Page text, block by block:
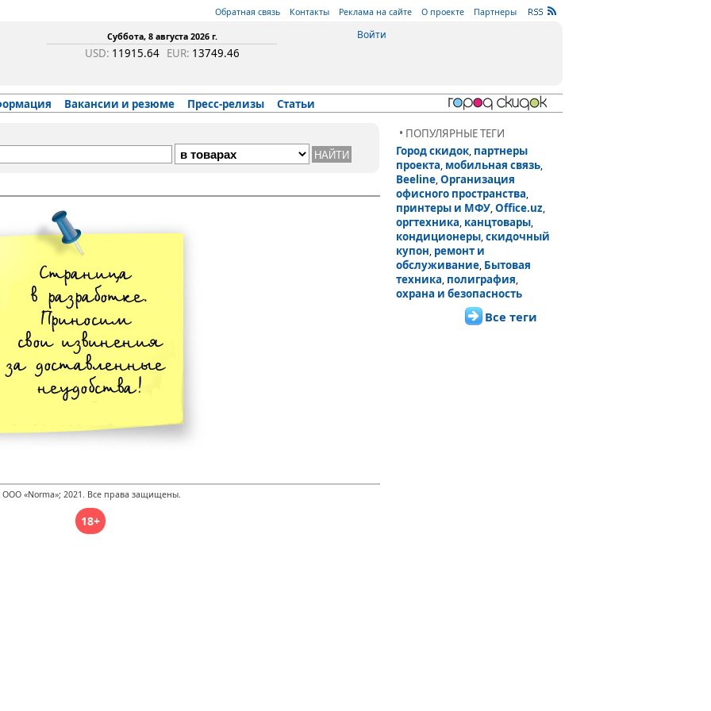
Партнеры
О проекте
Реклама на сайте
Контакты
Обратная связь
Войти
Суббота, 8 августа 2026 г.
USD: 11915.64 EUR: 13749.46
Вакансии и резюме Пресс-релизы Статьи
• ПОПУЛЯРНЫЕ ТЕГИ
Город скидок, партнеры
проекта, мобильная связь,
Beeline,Организация
офисного пространства,
принтеры и МФУ,Office.uz,
оргтехника, канцтовары,
кондиционеры,скидочный
купон, ремонт и
обслуживание, Бытовая
техника, полиграфия,
охрана и безопасность
Все теги
«Norma»; 2021. Все права защищены.
18+